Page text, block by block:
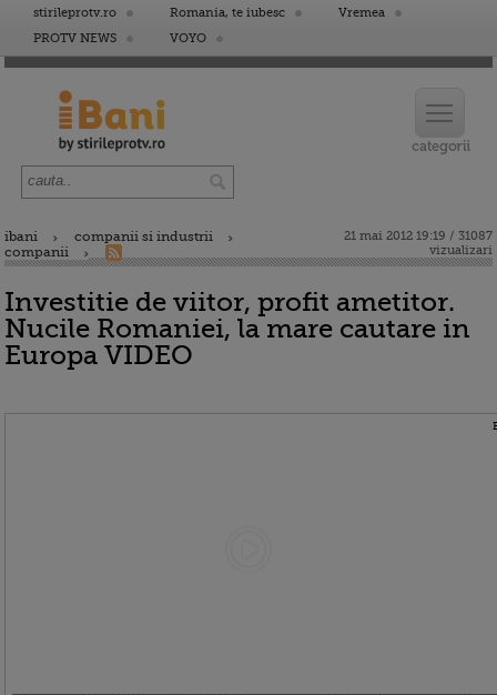
stirileprotv.ro Romania, te iubesc
Vremea
PROTV NEWS
VOYO
ibani
companii si industrii
companii
21 mai 2012 19:19 / 31087
vizualizari
Investitie de viitor, profit ametitor.
Nucile Romaniei, la mare cautare in
Europa VIDEO